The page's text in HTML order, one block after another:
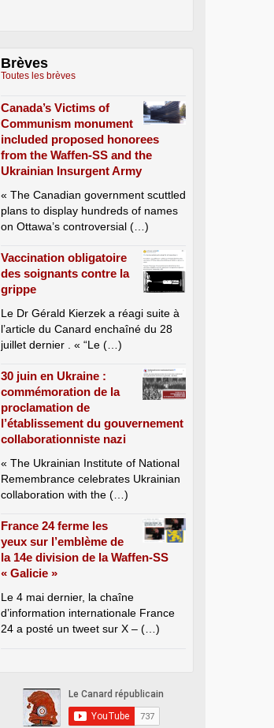
Brèves
Toutes les brèves
Canada’s Victims of
Communism monument
included proposed honorees
from the Waffen-SS and the
Ukrainian Insurgent Army
« The Canadian government scuttled
plans to display hundreds of names
on Ottawa’s controversial (…)
Vaccination obligatoire
des soignants contre la
grippe
Le Dr Gérald Kierzek a réagi suite à
l’article du Canard enchaîné du 28
juillet dernier . « “Le (…)
30 juin en Ukraine :
commémoration de la
proclamation de
l’établissement du gouvernement
collaborationniste nazi
« The Ukrainian Institute of National
Remembrance celebrates Ukrainian
collaboration with the (…)
France 24 ferme les
yeux sur l’emblème de
la 14e division de la Waffen-SS
« Galicie »
Le 4 mai dernier, la chaîne
d’information internationale France
24 a posté un tweet sur X – (…)